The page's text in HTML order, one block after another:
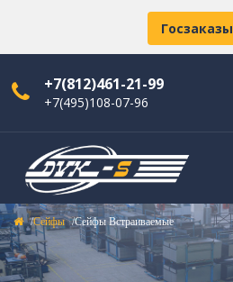
Госзаказы
+7(812)461-21-99
+7(495)108-07-96
Сейфы Сейфы Встраиваемые